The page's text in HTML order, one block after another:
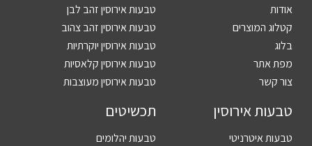
אודות
קטלוג המוצרים
בלוג
מפת אתר
צור קשר
טבעות אירוסין זהב לבן
טבעות אירוסין זהב צהוב
טבעות אירוסין יוקרתיות
טבעות אירוסין קלאסיות
טבעות אירוסין מעוצבות
טבעות אירוסין
טבעות איטרניטי
תכשיטים
טבעות יהלומים